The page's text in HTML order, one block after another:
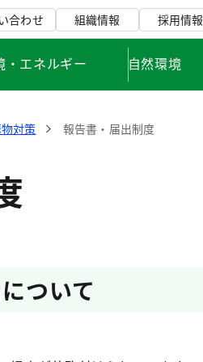
合わせ 組織情報 採用情報
・エネルギー 自然環境
対策 報告書・届出制度
ついて